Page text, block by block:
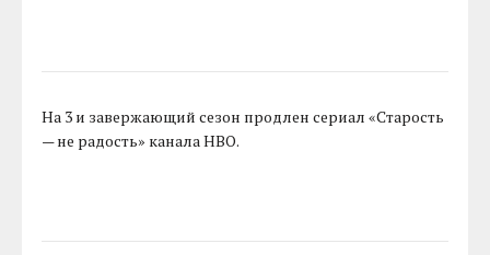
На 3 и завержающий сезон продлен сериал «Старость
— не радость» канала HBO.